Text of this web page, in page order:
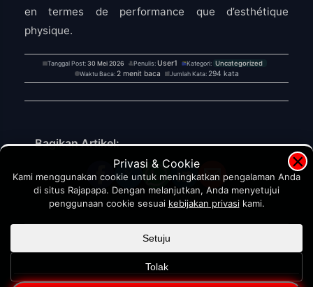
en termes de performance que d’esthétique
physique.
Tanggal Post:30 Mei 2026 Penulis:User1 Kategori: Uncategorized
Waktu Baca: 2 menit baca Jumlah Kata: 294 kata
Bagikan Artikel:
×
Privasi & Cookie
Kami menggunakan cookie untuk meningkatkan pengalaman Anda
di situs Rajapapa. Dengan melanjutkan, Anda menyetujui
penggunaan cookie sesuai kebijakan privasikami.
Setuju
Tolak